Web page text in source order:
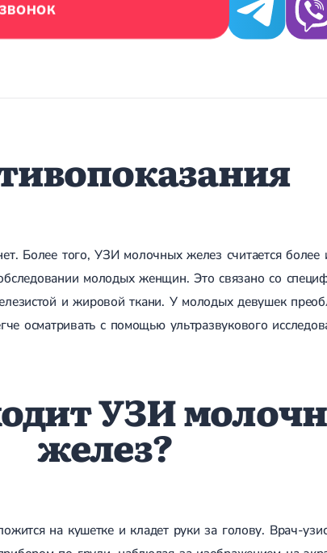
Более того, УЗИ молочных желез считается
молодых женщин. Это связано со
и жировой ткани. У молодых девушек
осматривать с помощью ультразвукового
УЗИ
желез?
на кушетке и кладет руки за голову. Врач-